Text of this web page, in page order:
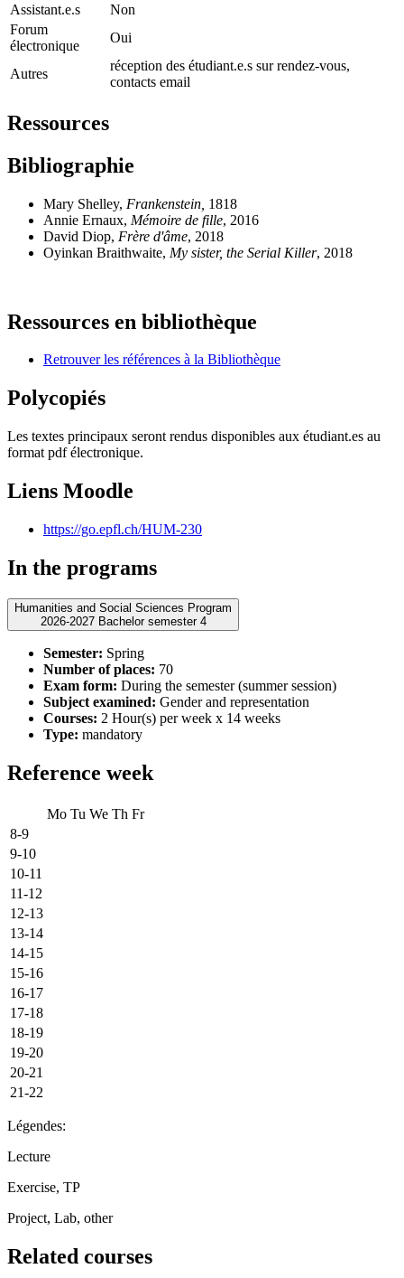
Assistant.e.s
Non
Forum
électronique
Oui
Autres
réception des étudiant.e.s sur rendez-vous,
contacts email
Ressources
Bibliographie
Mary Shelley, Frankenstein, 1818
Annie Ernaux, Mémoire de fille, 2016
David Diop, Frère d'âme, 2018
Oyinkan Braithwaite, My sister, the Serial Killer, 2018
Ressources en bibliothèque
Retrouver les références à la Bibliothèque
Polycopiés
Les textes principaux seront rendus disponibles aux étudiant.es au
format pdf électronique.
Liens Moodle
https://go.epfl.ch/HUM-230
In the programs
Humanities and Social Sciences Program
2026-2027 Bachelor semester 4
Semester: Spring
Number of places: 70
Exam form: During the semester (summer session)
Subject examined: Gender and representation
Courses: 2 Hour(s) per week x 14 weeks
Type: mandatory
Reference week
Mo Tu We Th Fr
8-9
9-10
10-11
11-12
12-13
13-14
14-15
15-16
16-17
17-18
18-19
19-20
20-21
21-22
Légendes:
Lecture
Exercise, TP
Project, Lab, other
Related courses